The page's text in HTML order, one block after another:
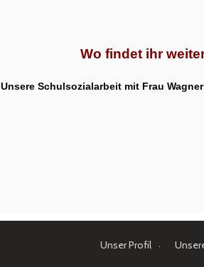
Wo findet ihr
Unsere Schulsozialarbeit mit Frau
Unser Profil